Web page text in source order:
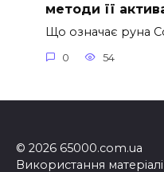
методи її
Що означає руна
0 54
© 2026 65000.com.ua
Використання